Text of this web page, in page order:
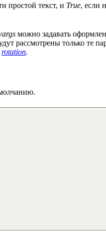
простой текст, и True, если
можно задавать
рассмотрены только те
rotation.